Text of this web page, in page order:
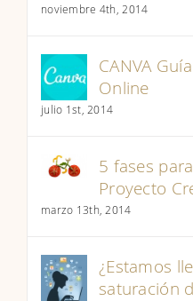
noviembre 4th, 2014
CANVA
Online
julio 1st, 2014
5 fases
Proyecto
marzo 13th, 2014
¿Estamos
saturación